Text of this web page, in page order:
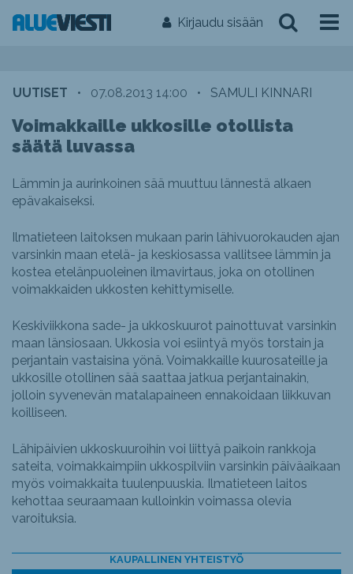
Kirjaudu sisään
UUTISET • 07.08.2013 14:00 • SAMULI KINNARI
Voimakkaille ukkosille otollista
säätä luvassa
Lämmin ja aurinkoinen sää muuttuu lännestä alkaen
epävakaiseksi.
Ilmatieteen laitoksen mukaan parin lähivuorokauden ajan
varsinkin maan etelä- ja keskiosassa vallitsee lämmin ja
kostea etelänpuoleinen ilmavirtaus, joka on otollinen
voimakkaiden ukkosten kehittymiselle.
Keskiviikkona sade- ja ukkoskuurot painottuvat varsinkin
maan länsiosaan. Ukkosia voi esiintyä myös torstain ja
perjantain vastaisina yönä. Voimakkaille kuurosateille ja
ukkosille otollinen sää saattaa jatkua perjantainakin,
jolloin syvenevän matalapaineen ennakoidaan liikkuvan
koilliseen.
Lähipäivien ukkoskuuroihin voi liittyä paikoin rankkoja
sateita, voimakkaimpiin ukkospilviin varsinkin päiväaikaan
myös voimakkaita tuulenpuuskia. Ilmatieteen laitos
kehottaa seuraamaan kulloinkin voimassa olevia
varoituksia.
KAUPALLINEN YHTEISTYÖ